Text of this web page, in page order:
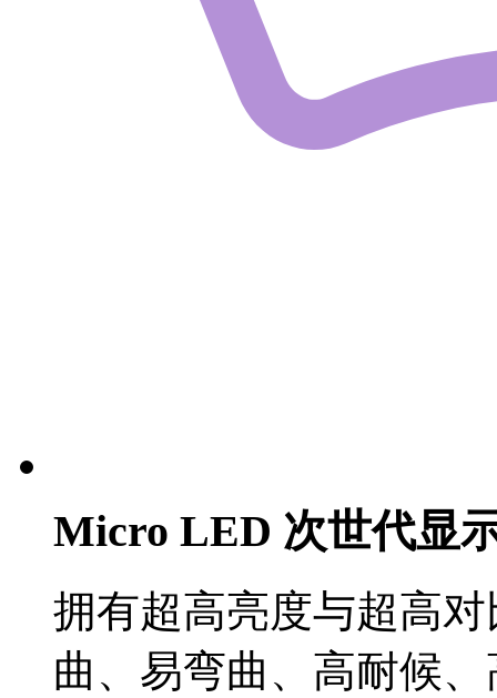
Micro LED 次世代显
拥有超高亮度与超高
曲、易弯曲、高耐候